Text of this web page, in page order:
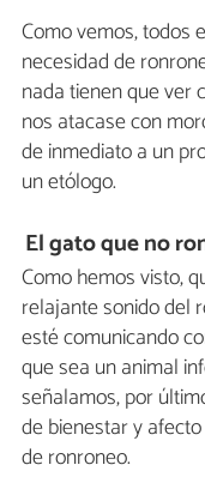
Como vemos, todos
necesidad de
nada tienen que ver
nos atacase con
de inmediato a un
un etólogo.
El gato que no
Como hemos visto,
relajante sonido del
esté comunicando
que sea un animal
señalamos, por
de bienestar y
de ronroneo.